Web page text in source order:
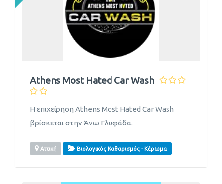
Athens Most Hated Car Wash
Η επιχείρηση Athens Most Hated Car Wash
βρίσκεται στην Άνω Γλυφάδα.
Αττική Βιολογικός Καθαρισμός - Κέρωμα